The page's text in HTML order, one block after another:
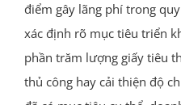
điểm gây lãng phí trong
xác định rõ mục tiêu triển
phần trăm lượng giấy tiêu
thủ công hay cải thiện độ